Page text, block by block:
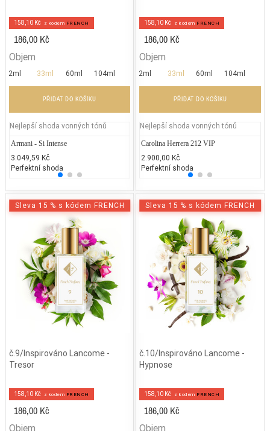
158,10 Kč z kodem FRENCH
186,00 Kč
Objem
2ml 33ml 60ml 104ml
PŘIDAT DO KOŠÍKU
Nejlepší shoda vonných tónů
Armani - Si Intense
3.049,59 Kč
Perfektní shoda
Carolina Herrera 212 NYC
3.900,00 Kč
25% běžných vonných tónů
158,10 Kč z kodem FRENCH
186,00 Kč
Objem
2ml 33ml 60ml 104ml
PŘIDAT DO KOŠÍKU
Nejlepší shoda vonných tónů
Carolina Herrera 212 VIP
2.900,00 Kč
Perfektní shoda
Sleva 15 % s kódem FRENCH
č.9/Inspirováno Lancome -
Tresor
158,10 Kč z kodem FRENCH
186,00 Kč
Objem
Sleva 15 % s kódem FRENCH
č.10/Inspirováno Lancome -
Hypnose
158,10 Kč z kodem FRENCH
186,00 Kč
Objem